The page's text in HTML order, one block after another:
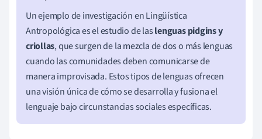
Un ejemplo de investigación en Lingüística
Antropológica es el estudio de laslenguas pidgins y
criollas, que surgen de la mezcla de dos o más lenguas
cuando las comunidades deben comunicarse de
manera improvisada. Estos tipos de lenguas ofrecen
una visión única de cómo se desarrolla y fusiona el
lenguaje bajo circunstancias sociales específicas.